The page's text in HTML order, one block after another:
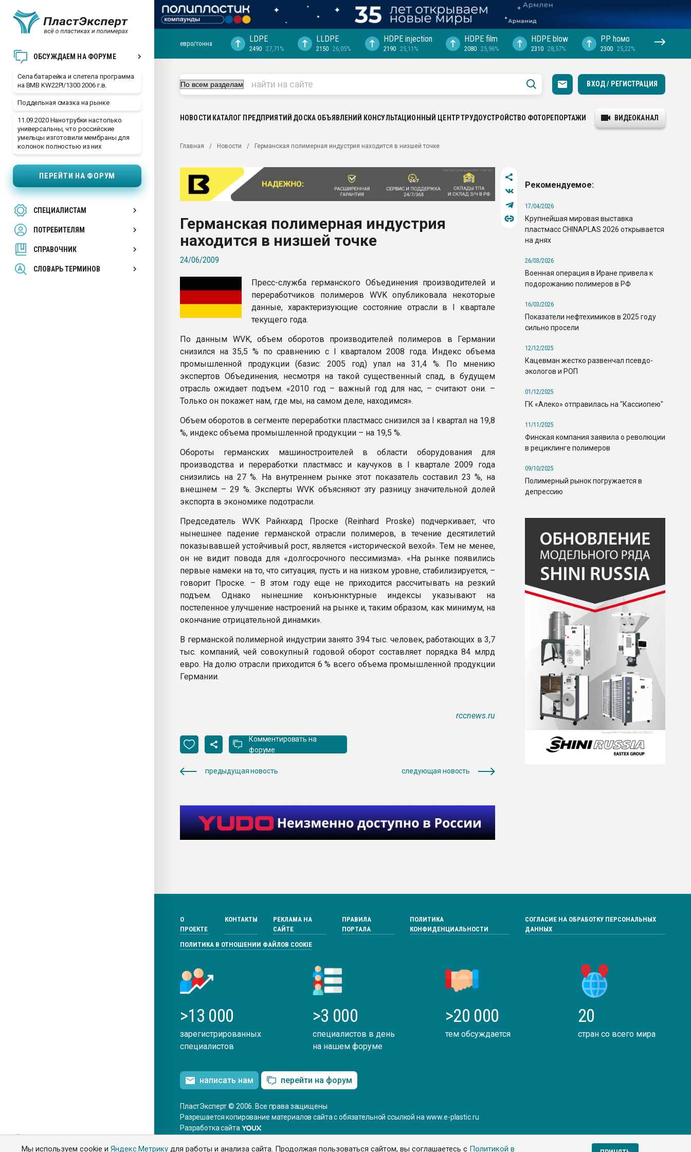
Мы используем cookie иЯндекс.Метрику для работы и анализа сайта. Продолжая пользоваться сайтом, вы соглашаетесь с Политикой в
ОБСУЖДАЕМ НА ФОРУМЕ
Села батарейка и слетела программа
на BMB KW22PI/1300 2006 г.в.
Поддельная смазка на рынке
11.09.2020 Нанотрубки настолько
универсальны, что российские
умельцы изготовили мембраны для
колонок полностью из них
ПЕРЕЙТИ НА ФОРУМ
СПЕЦИАЛИСТАМ
ПОТРЕБИТЕЛЯМ
СПРАВОЧНИК
СЛОВАРЬ ТЕРМИНОВ
Помощь в подборе материала
ближайшее подмосковье, с.-в.
28.07.2026 Автоматизация выходит на
28.07.2026 "Технониколь" довольна
ситуацией на строительном рынке
Материал поверхности пуансона для
вакуумного формования
евро/тонна LDPE
2490 27,71%
LLDPE
2150 26,05%
HDPE injection
2190 25,11%
HDPE film
2080 25,96%
HDPE blow
2310 28,57%
PP hомо
2300 25,22%
ВХОД / РЕГИСТРАЦИЯ
НОВОСТИ КАТАЛОГ ПРЕДПРИЯТИЙ ДОСКА ОБЪЯВЛЕНИЙ КОНСУЛЬТАЦИОННЫЙ ЦЕНТРТРУДОУСТРОЙСТВО ФОТОРЕПОРТАЖИ ВИДЕОКАНАЛ
Главная Новости Германская полимерная индустрия находится в низшей точке
Германская полимерная индустрия
находится в низшей точке
24/06/2009
Пресс-служба германского Объединения производителей и
переработчиков полимеров WVK опубликовала некоторые
данные, характеризующие состояние отрасли в I квартале
текущего года.
По данным WVK, объем оборотов производителей полимеров в Германии
снизился на 35,5 % по сравнению с I кварталом 2008 года. Индекс объема
промышленной продукции (базис: 2005 год) упал на 31,4 %. По мнению
экспертов Объединения, несмотря на такой существенный спад, в будущем
отрасль ожидает подъем. «2010 год – важный год для нас, – считают они. –
Только он покажет нам, где мы, на самом деле, находимся».
Объем оборотов в сегменте переработки пластмасс снизился за I квартал на 19,8
%, индекс объема промышленной продукции – на 19,5 %.
Обороты германских машиностроителей в области оборудования для
производства и переработки пластмасс и каучуков в I квартале 2009 года
снизились на 27 %. На внутреннем рынке этот показатель составил 23 %, на
внешнем – 29 %. Эксперты WVK объясняют эту разницу значительной долей
экспорта в экономике подотрасли.
Председатель WVK Райнхард Проске (Reinhard Proske) подчеркивает, что
нынешнее падение германской отрасли полимеров, в течение десятилетий
показывавшей устойчивый рост, является «исторической вехой». Тем не менее,
он не видит повода для «долгосрочного пессимизма». «На рынке появились
первые намеки на то, что ситуация, пусть и на низком уровне, стабилизируется, –
говорит Проске. – В этом году еще не приходится рассчитывать на резкий
подъем. Однако нынешние конъюнктурные индексы указывают на
постепенное улучшение настроений на рынке и, таким образом, как минимум, на
окончание отрицательной динамки».
В германской полимерной индустрии занято 394 тыс. человек, работающих в 3,7
тыс. компаний, чей совокупный годовой оборот составляет порядка 84 млрд
евро. На долю отрасли приходится 6 % всего объема промышленной продукции
Германии.
rccnews.ru
Комментировать на
форуме
предыдущая новость следующая новость
Рекомендуемое:
17/04/2026
Крупнейшая мировая выставка
пластмасс CHINAPLAS 2026 открывается
на днях
26/03/2026
Военная операция в Иране привела к
подорожанию полимеров в РФ
16/03/2026
Показатели нефтехимиков в 2025 году
сильно просели
12/12/2025
Кацевман жестко развенчал псевдо-
экологов и РОП
01/12/2025
ГК «Алеко» отправилась на "Кассиопею"
11/11/2025
Финская компания заявила о революции
в рециклинге полимеров
09/10/2025
Полимерный рынок погружается в
депрессию
О
ПРОЕКТЕ
КОНТАКТЫ
РЕКЛАМА НА
САЙТЕ
ПРАВИЛА
ПОРТАЛА
ПОЛИТИКА
КОНФИДЕНЦИАЛЬНОСТИ
СОГЛАСИЕ НА ОБРАБОТКУ ПЕРСОНАЛЬНЫХ
ДАННЫХ
ПОЛИТИКА В ОТНОШЕНИИ ФАЙЛОВ COOKIE
>13 000
зарегистрированных
специалистов
>3 000
специалистов в день
на нашем форуме
>20 000
тем обсуждается
20
стран со всего мира
написать нам перейти на форум
ПластЭксперт © 2006. Все права защищены
Разрешается копирование материалов сайта с обязательной ссылкой на www.e-plastic.ru
Разработка сайта